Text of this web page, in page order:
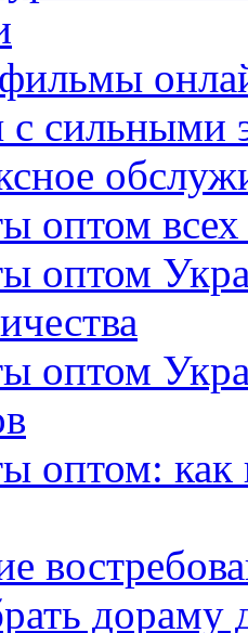
сильными
оптом
оптом
оптом
оптом:
дораму